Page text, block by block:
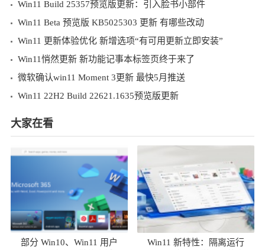
Win11 Build 25357预览版更新：引入脸书小部件
Win11 Beta 预览版 KB5025303 更新 有哪些改动
Win11 更新体验优化 新增选项“有可用更新立即安装”
Win11悄然更新 新功能记事本标签页终于来了
微软确认win11 Moment 3更新 最快5月推送
Win11 22H2 Build 22621.1635预览版更新
大家在看
部分 Win10、Win11 用户
Win11 新特性：隔离运行